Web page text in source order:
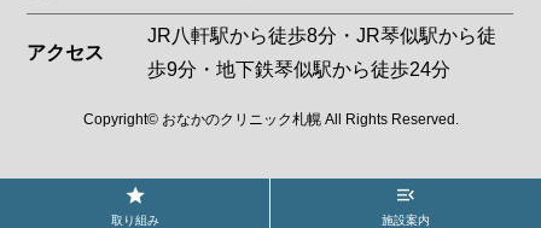
アクセス
JR八軒駅から徒歩8分・JR琴似駅から徒
歩9分・地下鉄琴似駅から徒歩24分
Copyright© おなかのクリニック札幌 All Rights Reserved.
star
取り組み
menu_open
施設案内